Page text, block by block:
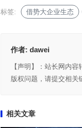
标签: 借势大企业生态
作者: dawei
【声明】：站长网内
版权问题，请提交相关
相关文章